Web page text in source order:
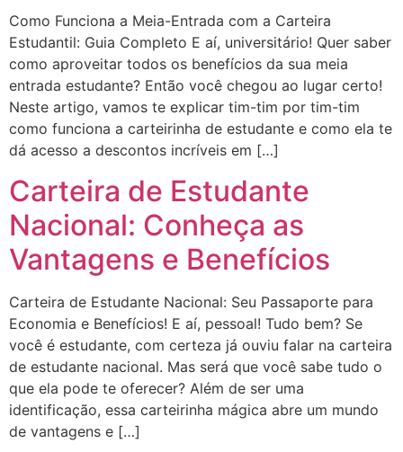
Como Funciona a Meia-Entrada com a Carteira
Estudantil: Guia Completo E aí, universitário! Quer saber
como aproveitar todos os benefícios da sua meia
entrada estudante? Então você chegou ao lugar certo!
Neste artigo, vamos te explicar tim-tim por tim-tim
como funciona a carteirinha de estudante e como ela te
dá acesso a descontos incríveis em […]
Carteira de Estudante
Nacional: Conheça as
Vantagens e Benefícios
Carteira de Estudante Nacional: Seu Passaporte para
Economia e Benefícios! E aí, pessoal! Tudo bem? Se
você é estudante, com certeza já ouviu falar na carteira
de estudante nacional. Mas será que você sabe tudo o
que ela pode te oferecer? Além de ser uma
identificação, essa carteirinha mágica abre um mundo
de vantagens e […]